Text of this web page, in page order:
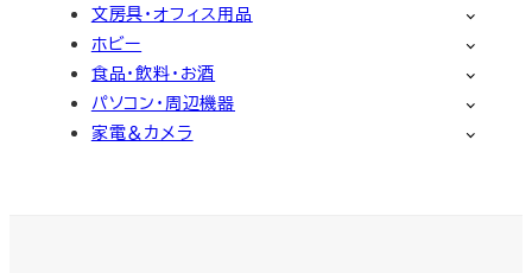
文房具・オフィス用品
ホビー
食品・飲料・お酒
パソコン・周辺機器
家電＆カメラ